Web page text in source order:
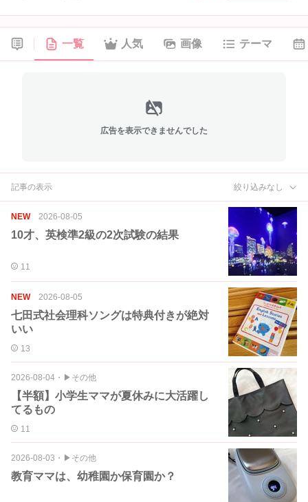
一覧 人気 画像 テーマ
広告を表示できませんでした
記事の表示 絞り込みなし
NEW 2026-08-05
10才、英検準2級の2次試験の結果
11
NEW 2026-08-05
七田式社会理科ソングは特典付きが絶対
いい
13
2026-08-04 ・ ▶︎その他
【半額】小学生ママが夏休みに大活躍し
てるもの
11
2026-08-03 ・ ▶︎その他
教育ママは、幼稚園か保育園か？